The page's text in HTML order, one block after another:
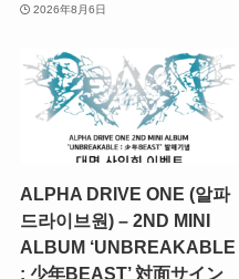
2026年8月6日
ALPHA DRIVE ONE (알파
드라이브원) – 2ND MINI
ALBUM ‘UNBREAKABLE
: 少年BEAST’ 対面サイン